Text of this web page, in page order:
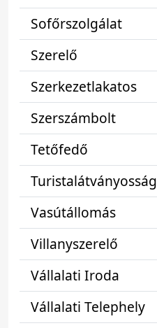
Sofőrszolgálat
Szerelő
Szerkezetlakatos
Szerszámbolt
Tetőfedő
Turistalátványosság
Vasútállomás
Villanyszerelő
Vállalati Iroda
Vállalati Telephely